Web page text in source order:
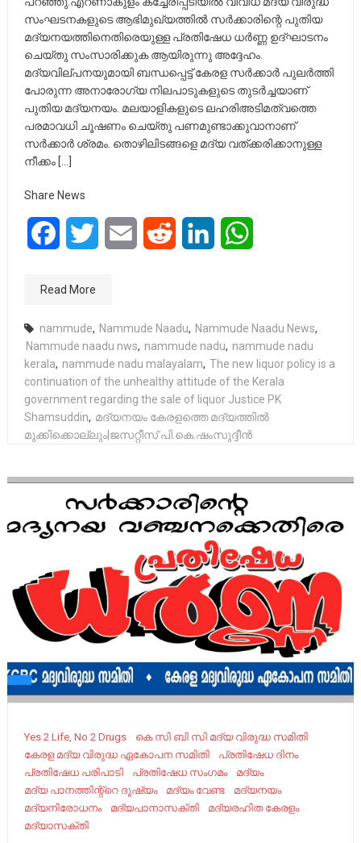
സംഘടനകളുടെ ആഭിമുഖ്യത്തിൽ സർക്കാരിന്റെ പുതിയ
മദ്യനയത്തിനെതിരെയുള്ള പ്രതിഷേധ ധർണ്ണ ഉദ്ഘാടനം
ചെയ്തു സംസാരിക്കുക ആയിരുന്നു അദ്ദേഹം.
മദ്യവില്പനയുമായി ബന്ധപ്പെട്ട് കേരള സർക്കാർ പുലർത്തി
പോരുന്ന അനാരോഗ്യ നിലപാടുകളുടെ തുടർച്ചയാണ്
പുതിയ മദ്യനയം. മലയാളികളുടെ ലഹരിഅടിമത്വത്തെ
പരമാവധി ചൂഷണം ചെയ്തു പണമുണ്ടാക്കുവാനാണ്
സർക്കാർ ശ്രമം. തൊഴിലിടങ്ങളെ മദ്യ വത്ക്കരിക്കാനുള്ള
നീക്കം […]
Share News
FacebookTwitter Email Reddit LinkedIn
Read More
nammude, Nammude Naadu, Nammude Naadu News,
Nammude naadu nws, nammude nadu, nammude nadu
kerala, nammude nadu malayalam, The new liquor policy is a
continuation of the unhealthy attitude of the Kerala
government regarding the sale of liquor Justice PK
Shamsuddin, മദ്യനയം കേരളത്തെ മദ്യത്തിൽ
മുക്കിക്കൊല്ലും|ജസറ്റീസ് പി.കെ.ഷംസുദ്ദീൻ
Yes 2 Life, No 2 Drugs
കെ സി ബി സി മദ്യ വിരുദ്ധ സമിതി
കേരള മദ്യ വിരുദ്ധ ഏകോപന സമിതി
പ്രതിഷേധ ദിനം
പ്രതിഷേധ പരിപാടി
പ്രതിഷേധ സംഗമം
മദ്യം
മദ്യ പാനത്തിന്റ്റെ ദൂഷ്യം
മദ്യം വേണ്ട
മദ്യനയം
മദ്യനിരോധനം
മദ്യപാനാസക്തി
മദ്യരഹിത കേരളം
മദ്യാസക്തി